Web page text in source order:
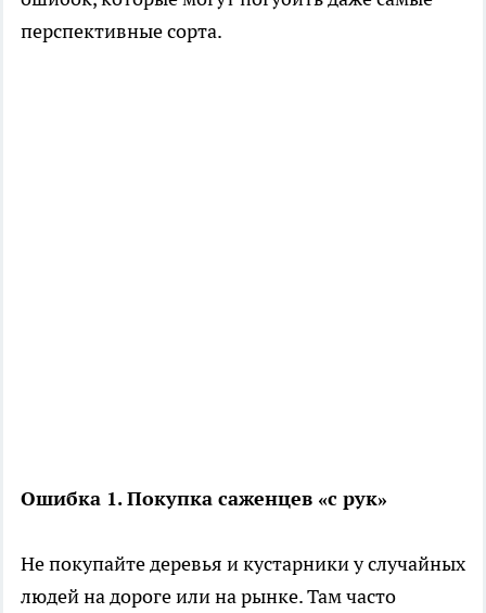
перспективные сорта.
Ошибка 1. Покупка саженцев «с рук»
Не покупайте деревья и кустарники у случайных
людей на дороге или на рынке. Там часто